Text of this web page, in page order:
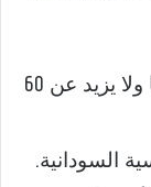
أن لا يقل عمر المتقدم عن 18 عامًا ولا يزيد عن 60
السودانية.